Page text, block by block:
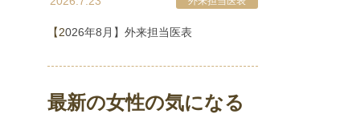
【2026年8月】外来担当医表
最新の女性の気になる